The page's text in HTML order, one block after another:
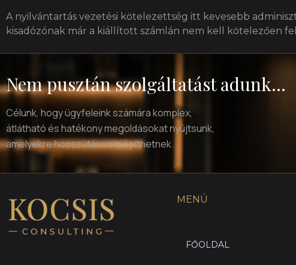
A nyilvántartás vezetési kötelezettség itt kevesebb
kisadózónak már a kiállított számlán nem kell kötelezően
Nem pusztán szolgáltatást adunk...
Célunk, hogy ügyfeleink számára komplex,
átlátható és hatékony megoldásokat nyújtsunk,
amelyekre hosszútávon is építhetnek.
MENÜ
FŐOLDAL